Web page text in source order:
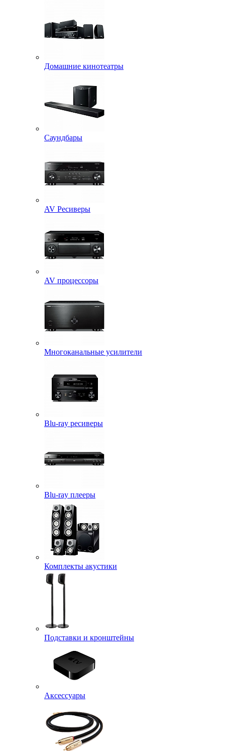
Домашние кинотеатры
Саундбары
AV Ресиверы
AV процессоры
Многоканальные усилители
Blu-ray ресиверы
Blu-ray плееры
Комплекты акустики
Подставки и кронштейны
Аксессуары